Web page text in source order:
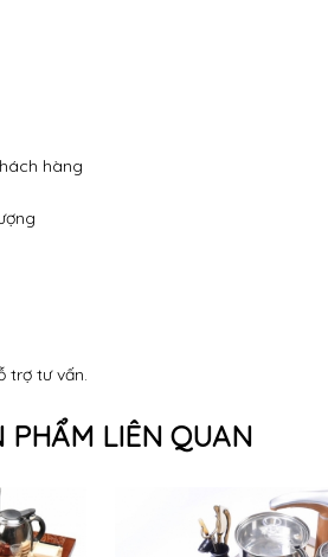
hàng
trợ tư vấn.
PHẨM LIÊN QUAN